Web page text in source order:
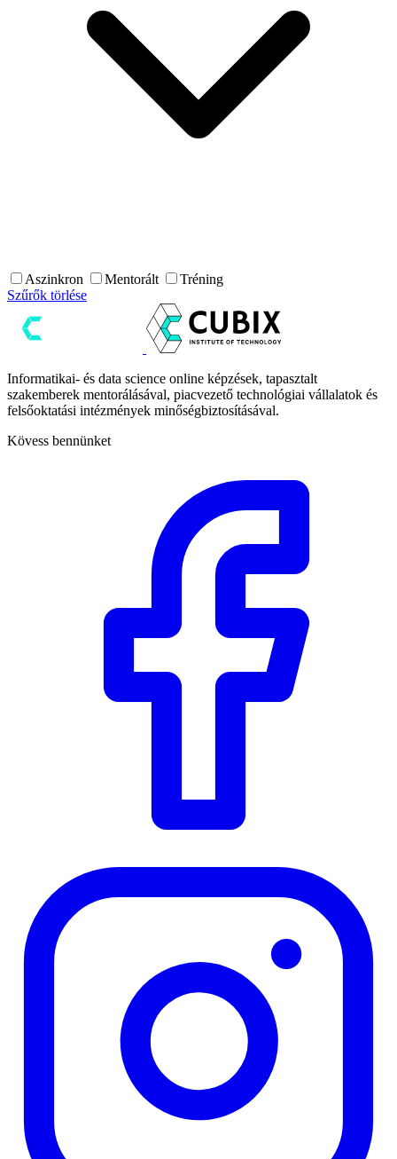
Aszinkron Mentorált
Tréning
Szűrők törlése
Informatikai- és data science online képzések, tapasztalt
szakemberek mentorálásával, piacvezető technológiai vállalatok és
felsőoktatási intézmények minőségbiztosításával.
Kövess bennünket